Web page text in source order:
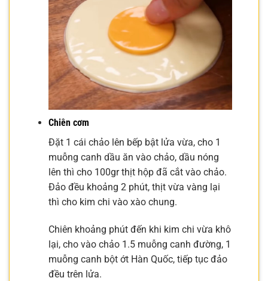
Chiên cơm
Đặt 1 cái chảo lên bếp bật lửa vừa, cho 1
muỗng canh dầu ăn vào chảo, dầu nóng
lên thì cho 100gr thịt hộp đã cắt vào chảo.
Đảo đều khoảng 2 phút, thịt vừa vàng lại
thì cho kim chi vào xào chung.
Chiên khoảng phút đến khi kim chi vừa khô
lại, cho vào chảo 1.5 muỗng canh đường, 1
muỗng canh bột ớt Hàn Quốc, tiếp tục đảo
đều trên lửa.